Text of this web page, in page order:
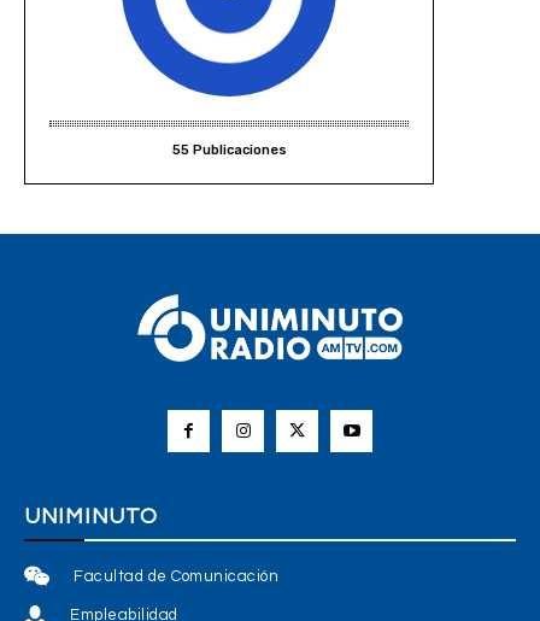
55 Publicaciones
UNIMINUTO
Facultad de Comunicación
Empleabilidad